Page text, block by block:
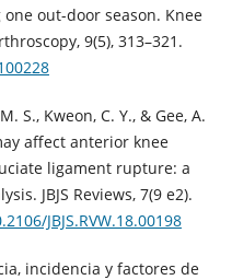
out-door season. Knee
9(5), 313–321.
S., Kweon, C. Y., & Gee, A.
affect anterior knee
ligament rupture: a
JBJS Reviews, 7(9 e2).
JBJS.RVW.18.00198
incidencia y factores de